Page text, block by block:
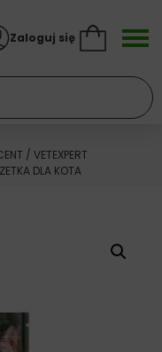
Zaloguj się
/ VETEXPERT
DLA KOTA